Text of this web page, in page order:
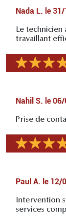
Nada L. le 31/
Le
travaillant
Nahil S. le 06/
Prise de
Paul A. le 12/
Intervention
services